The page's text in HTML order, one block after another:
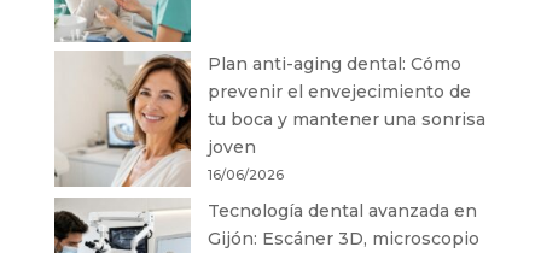
Plan anti-aging dental: Cómo
prevenir el envejecimiento de
tu boca y mantener una sonrisa
joven
16/06/2026
Tecnología dental avanzada en
Gijón: Escáner 3D, microscopio